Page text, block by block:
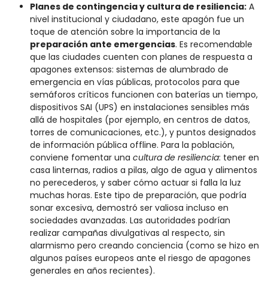
Planes de contingencia y cultura de resiliencia: A
nivel institucional y ciudadano, este apagón fue un
toque de atención sobre la importancia de la
preparación ante emergencias. Es recomendable
que las ciudades cuenten con planes de respuesta a
apagones extensos: sistemas de alumbrado de
emergencia en vías públicas, protocolos para que
semáforos críticos funcionen con baterías un tiempo,
dispositivos SAI (UPS) en instalaciones sensibles más
allá de hospitales (por ejemplo, en centros de datos,
torres de comunicaciones, etc.), y puntos designados
de información pública offline. Para la población,
conviene fomentar una cultura de resiliencia: tener en
casa linternas, radios a pilas, algo de agua y alimentos
no perecederos, y saber cómo actuar si falla la luz
muchas horas. Este tipo de preparación, que podría
sonar excesiva, demostró ser valiosa incluso en
sociedades avanzadas. Las autoridades podrían
realizar campañas divulgativas al respecto, sin
alarmismo pero creando conciencia (como se hizo en
algunos países europeos ante el riesgo de apagones
generales en años recientes).